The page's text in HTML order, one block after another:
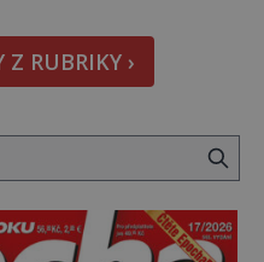
by ji mít jen jako
RUBRIKY ›